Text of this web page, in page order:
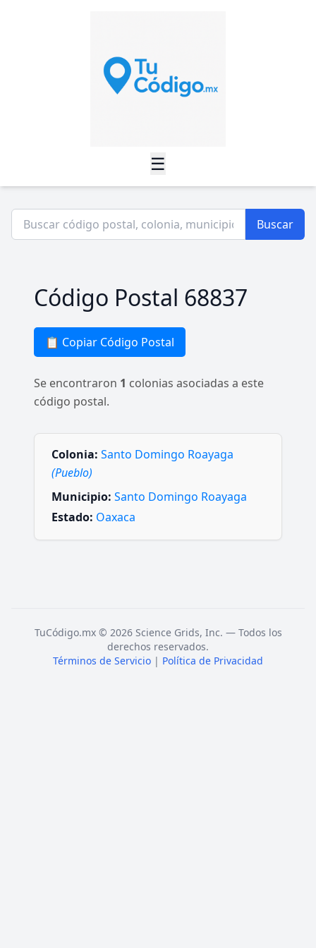
☰
Buscar
Código Postal 68837
📋 Copiar Código Postal
Se encontraron 1 colonias asociadas a este
código postal.
Colonia: Santo Domingo Roayaga
(Pueblo)
Municipio: Santo Domingo Roayaga
Estado: Oaxaca
TuCódigo.mx © 2026 Science Grids, Inc. — Todos los
derechos reservados.
Términos de Servicio | Política de Privacidad